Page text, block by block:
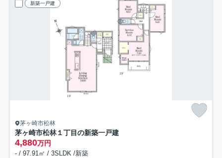
新築一戸建
茅ヶ崎市松林
茅ヶ崎市松林１丁目の新築一戸建
4,880万円
- / 97.91㎡ / 3SLDK /新築